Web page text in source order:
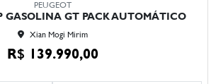
PEUGEOT
GASOLINA GT PACK AUTOMÁTICO
Xian Mogi Mirim
R$ 139.990,00